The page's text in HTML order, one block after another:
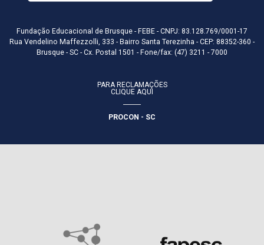
Fundação Educacional de Brusque - FEBE - CNPJ: 83.128.769/0001-17
Rua Vendelino Maffezzolli, 333 - Bairro Santa Terezinha - CEP: 88352-360 -
Brusque - SC - Cx. Postal 1501 - Fone/fax: (47) 3211 - 7000
PARA RECLAMAÇÕES
CLIQUE AQUI
PROCON - SC